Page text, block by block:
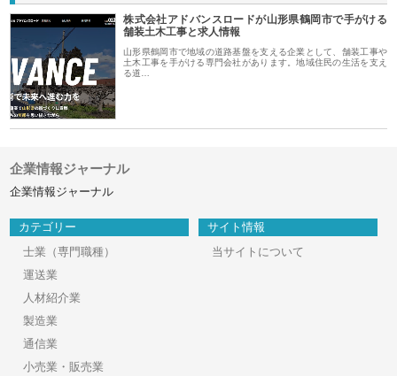
株式会社アドバンスロードが山形県鶴岡市で手がける
舗装土木工事と求人情報
山形県鶴岡市で地域の道路基盤を支える企業として、舗装工事や
土木工事を手がける専門会社があります。地域住民の生活を支え
る道…
企業情報ジャーナル
企業情報ジャーナル
カテゴリー
士業（専門職種）
運送業
人材紹介業
製造業
通信業
小売業・販売業
サイト情報
当サイトについて